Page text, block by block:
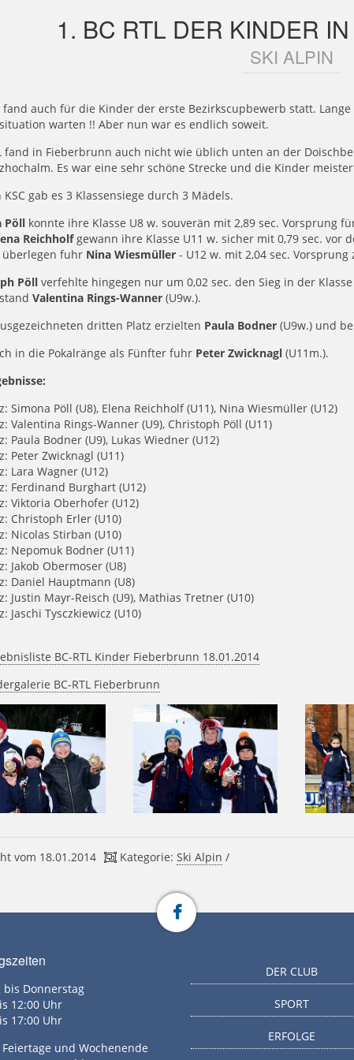
1. BC RTL DER KINDER
SKI ALPIN
fand auch für die Kinder der erste Bezirkscupbewerb statt.
warten !! Aber nun war es endlich soweit.
fand in Fieberbrunn auch nicht wie üblich unten an der
Es war eine sehr schöne Strecke und die Kinder
KSC gab es 3 Klassensiege durch 3 Mädels.
Pöll konnte ihre Klasse U8 w. souverän mit 2,89 sec. Vorsprung
Reichholfgewann ihre Klasse U11 w. sicher mit 0,79 sec. vor
überlegen fuhr Nina Wiesmüller - U12 w. mit 2,04 sec. Vorsprung
Pöll verfehlte hingegen nur um 0,02 sec. den Sieg in der
Valentina Rings-Wanner (U9w.).
dritten Platz erzielten Paula Bodner (U9w.) und
in die Pokalränge als Fünfter fuhr Peter Zwicknagl (U11m.).
Simona Pöll (U8), Elena Reichholf (U11), Nina Wiesmüller (U12)
Valentina Rings-Wanner (U9), Christoph Pöll (U11)
Paula Bodner (U9), Lukas Wiedner (U12)
Peter Zwicknagl (U11)
Lara Wagner (U12)
Ferdinand Burghart (U12)
Viktoria Oberhofer (U12)
Christoph Erler (U10)
Nicolas Stirban (U10)
Nepomuk Bodner (U11)
Jakob Obermoser (U8)
Daniel Hauptmann (U8)
Justin Mayr-Reisch (U9), Mathias Tretner (U10)
Jaschi Tysczkiewicz (U10)
BC-RTL Kinder Fieberbrunn 18.01.2014
BC-RTL Fieberbrunn
vom 18.01.2014 Kategorie:Ski Alpin /
bis Donnerstag
12:00 Uhr
17:00 Uhr
Feiertage und Wochenende
DER CLUB
SPORT
ERFOLGE